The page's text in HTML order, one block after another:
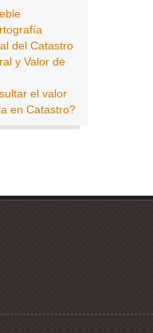
del Catastro
y Valor de
el valor
en Catastro?